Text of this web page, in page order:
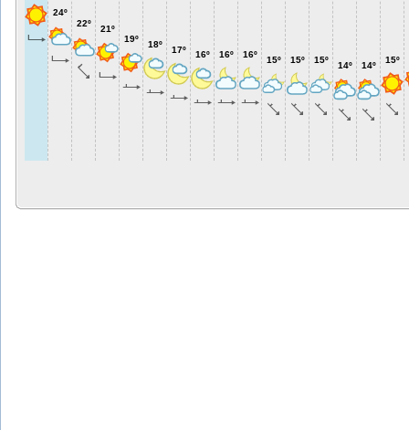
24º
22º
21º
19º
18º
17º 16º 16º 16º
15º 15º 15º
14º 14º
15º